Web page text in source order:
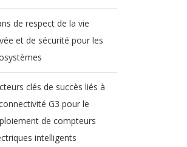
de respect de la vie
et de sécurité pour les
clés de succès liés à
G3 pour le
de compteurs
intelligents